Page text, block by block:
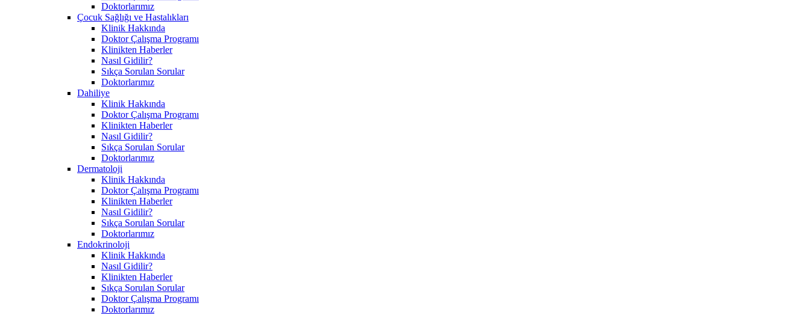
Doktorlarımız
Çocuk Sağlığı ve Hastalıkları
Klinik Hakkında
Doktor Çalışma Programı
Klinikten Haberler
Nasıl Gidilir?
Sıkça Sorulan Sorular
Doktorlarımız
Dahiliye
Klinik Hakkında
Doktor Çalışma Programı
Klinikten Haberler
Nasıl Gidilir?
Sıkça Sorulan Sorular
Doktorlarımız
Dermatoloji
Klinik Hakkında
Doktor Çalışma Programı
Klinikten Haberler
Nasıl Gidilir?
Sıkça Sorulan Sorular
Doktorlarımız
Endokrinoloji
Klinik Hakkında
Nasıl Gidilir?
Klinikten Haberler
Sıkça Sorulan Sorular
Doktor Çalışma Programı
Doktorlarımız